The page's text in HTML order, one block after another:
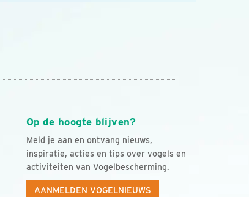
Op de hoogte blijven?
Meld je aan en ontvang nieuws,
inspiratie, acties en tips over vogels en
activiteiten van Vogelbescherming.
AANMELDEN VOGELNIEUWS